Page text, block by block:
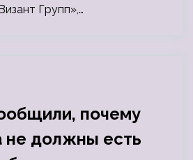
Групп»,…
почему
не должны есть